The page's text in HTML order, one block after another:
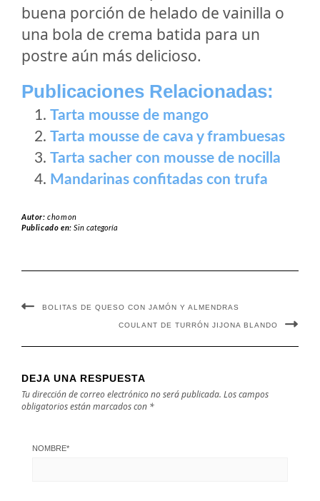
buena porción de helado de vainilla o
una bola de crema batida para un
postre aún más delicioso.
Publicaciones Relacionadas:
Tarta mousse de mango
Tarta mousse de cava y frambuesas
Tarta sacher con mousse de nocilla
Mandarinas confitadas con trufa
Autor:chomon
Publicado en:Sin categoría
BOLITAS DE QUESO CON JAMÓN Y ALMENDRAS
COULANT DE TURRÓN JIJONA BLANDO
DEJA UNA RESPUESTA
Tu dirección de correo electrónico no será publicada. Los campos
obligatorios están marcados con *
NOMBRE*